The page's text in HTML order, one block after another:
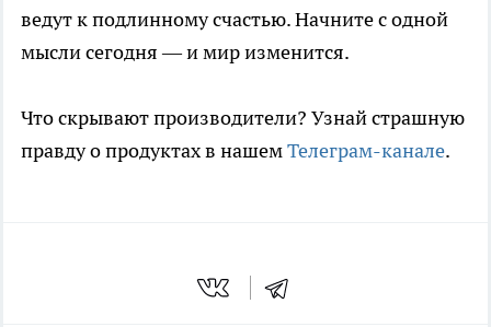
ведут к подлинному счастью. Начните с одной
мысли сегодня — и мир изменится.
Что скрывают производители? Узнай страшную
правду о продуктах в нашемТелеграм-канале.